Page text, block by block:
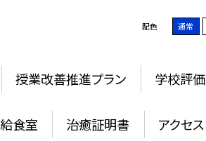
配色 通常
授業改善推進プラン 学校評価
給食室 治癒証明書 アクセス